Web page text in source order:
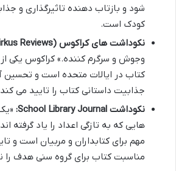
شود و بازتاب دهنده تاثیرگذاری و
کودک است.
نکوداشت های کراکوس (Kirkus Reviews):
وجوش و سرگرم کننده.» کراکوس یکی از
کتاب در ایالات متحده است و تحسین
جذابیت داستانی کتاب را تایید می
نکوداشت School Library Journal:
هایی که به تازگی اعداد را یاد گرفته
مهم برای کتابداران و مربیان است و
مناسبت کتاب برای گروه سنی هدف